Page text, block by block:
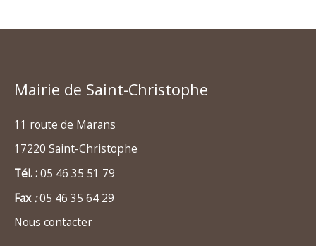
Mairie de Saint-Christophe
11 route de Marans
17220 Saint-Christophe
Tél. :05 46 35 51 79
Fax:05 46 35 64 29
Nous contacter